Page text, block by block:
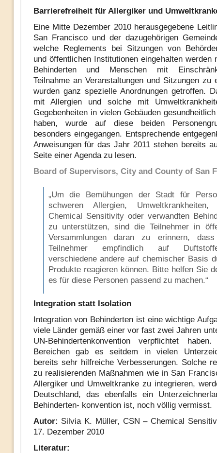
Barrierefreiheit für Allergiker und
Eine Mitte Dezember 2010 herausgegebene
San Francisco und der dazugehörigen
welche Reglements bei Sitzungen von
und öffentlichen Institutionen eingehalten werden
Behinderten und Menschen mit
Teilnahme an Veranstaltungen und Sitzungen zu
wurden ganz spezielle Anordnungen getroffen.
mit Allergien und solche mit
Gegebenheiten in vielen Gebäuden
haben, wurde auf diese beiden
besonders eingegangen. Entsprechende
Anweisungen für das Jahr 2011 stehen bereits
Seite einer Agenda zu lesen.
Board of Supervisors, City and County of San
„Um die Bemühungen der Stadt für
schweren Allergien, Umweltkrankheiten,
Chemical Sensitivity oder verwandten
zu unterstützen, sind die Teilnehmer in
Versammlungen daran zu erinnern,
Teilnehmer empfindlich auf
verschiedene andere auf chemischer Basis
Produkte reagieren können. Bitte helfen Sie
es für diese Personen passend zu machen.“
Integration statt Isolation
Integration von Behinderten ist eine wichtige
viele Länder gemäß einer vor fast zwei Jahren
UN-Behindertenkonvention verpflichtet
Bereichen gab es seitdem in vielen
bereits sehr hilfreiche Verbesserungen. Solche
zu realisierenden Maßnahmen wie in San
Allergiker und Umweltkranke zu integrieren,
Deutschland, das ebenfalls ein
Behinderten- konvention ist, noch völlig vermisst.
Autor: Silvia K. Müller, CSN – Chemical
17. Dezember 2010
Literatur: